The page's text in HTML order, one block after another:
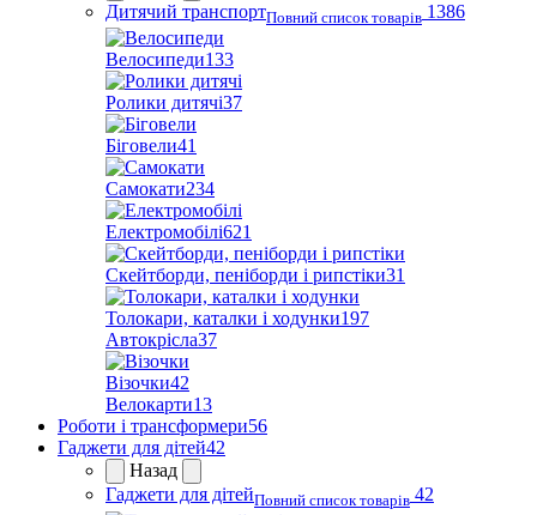
Дитячий транспортПовний список товарів 1386
Велосипеди133
Ролики дитячі37
Біговели41
Самокати234
Електромобілі621
Скейтборди, пеніборди і рипстіки31
Толокари, каталки і ходунки197
Автокрісла37
Візочки42
Велокарти13
Роботи і трансформери56
Гаджети для дітей42
Назад
Гаджети для дітейПовний список товарів 42